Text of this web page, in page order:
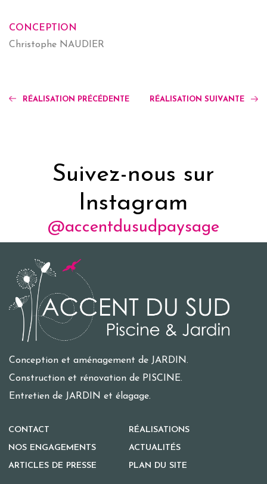
CONCEPTION
Christophe NAUDIER
RÉALISATION PRÉCÉDENTE RÉALISATION SUIVANTE
Suivez-nous sur
Instagram
@accentdusudpaysage
Conception et aménagement de JARDIN.
Construction et rénovation de PISCINE.
Entretien de JARDIN et élagage.
CONTACT
RÉALISATIONS
NOS ENGAGEMENTS
ACTUALITÉS
ARTICLES DE PRESSE
PLAN DU SITE